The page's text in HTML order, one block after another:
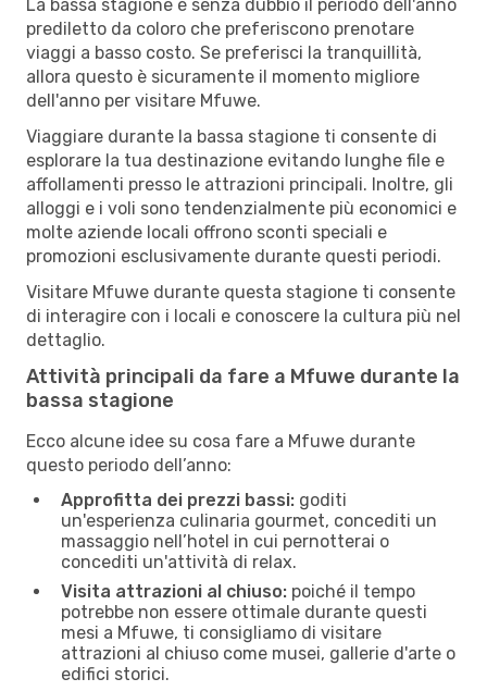
La bassa stagione è senza dubbio il periodo dell'anno
prediletto da coloro che preferiscono prenotare
viaggi a basso costo. Se preferisci la tranquillità,
allora questo è sicuramente il momento migliore
dell'anno per visitare Mfuwe.
Viaggiare durante la bassa stagione ti consente di
esplorare la tua destinazione evitando lunghe file e
affollamenti presso le attrazioni principali. Inoltre, gli
alloggi e i voli sono tendenzialmente più economici e
molte aziende locali offrono sconti speciali e
promozioni esclusivamente durante questi periodi.
Visitare Mfuwe durante questa stagione ti consente
di interagire con i locali e conoscere la cultura più nel
dettaglio.
Attività principali da fare a Mfuwe durante la
bassa stagione
Ecco alcune idee su cosa fare a Mfuwe durante
questo periodo dell’anno:
Approfitta dei prezzi bassi: goditi
un'esperienza culinaria gourmet, concediti un
massaggio nell’hotel in cui pernotterai o
concediti un'attività di relax.
Visita attrazioni al chiuso: poiché il tempo
potrebbe non essere ottimale durante questi
mesi a Mfuwe, ti consigliamo di visitare
attrazioni al chiuso come musei, gallerie d'arte o
edifici storici.